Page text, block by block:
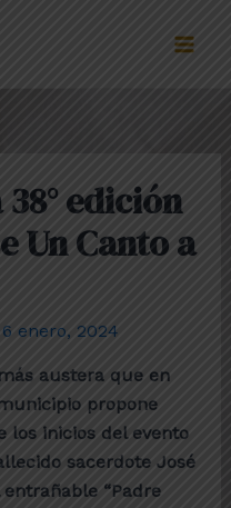
edición
Un Canto a
6 enero, 2024
austera que en
propone
los inicios del evento
sacerdote José
“Padre